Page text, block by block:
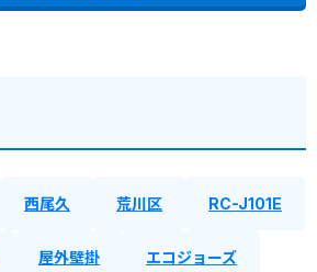
西尾久 荒川区 RC-J101E
屋外壁掛 エコジョーズ